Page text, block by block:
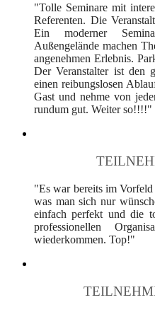
"Tolle Seminare mit
Referenten. Die
Ein moderner
Außengelände machen
angenehmen Erlebnis.
Der Veranstalter ist den
einen reibungslosen
Gast und nehme von
rundum gut. Weiter so!!!!"
"Es war bereits im
was man sich nur
einfach perfekt und die
professionellen
wiederkommen. Top!"